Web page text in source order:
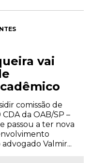
vai
comissão de
da OAB/SP –
passou a ter nova
Valmir...